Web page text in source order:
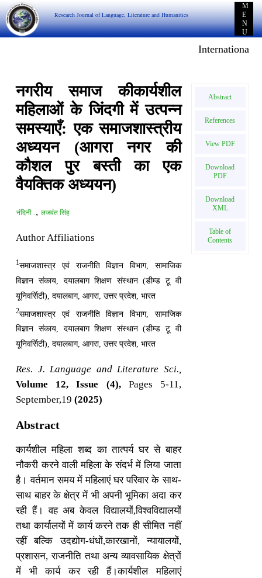
Research Journal of Language, Literature and Humanities
M
E
N
U
International
नगरीय समाज कीकार्यशील
महिलाओं के जिंदगी में उत्पन्न
समस्याएँ: एक समाजशास्त्रीय
अध्ययन (आगरा नगर की
कौशल पुर बस्ती का एक
वैयक्तिक अध्ययन)
नंदिनी . , लजवंत सिंह
Author Affiliations
1समाजशास्त्र एवं राजनीति विज्ञान विभाग, सामाजिक
विज्ञान संकाय, दयालबाग शिक्षण संस्थान (डीम्ड टू वी
यूनिवर्सिटी), दयालबाग, आगरा, उत्तर प्रदेश, भारत
2समाजशास्त्र एवं राजनीति विज्ञान विभाग, सामाजिक
विज्ञान संकाय, दयालबाग शिक्षण संस्थान (डीम्ड टू वी
यूनिवर्सिटी), दयालबाग, आगरा, उत्तर प्रदेश, भारत
Res. J. Language and Literature Sci.,
Volume 12, Issue (4),Pages 5-11,
September,19(2025)
Abstract
कार्यशील महिला शब्द का तात्पर्य घर से बाहर
नौकरी करने वाली महिला के संदर्भ में लिया जाता
है। वर्तमान समय में महिलाएं घर परिवार के साथ-
साथ बाहर के क्षेत्र में भी अपनी भूमिका अदा कर
रही हैं। वह अब केवल विद्यालयों,विश्वविद्यालयों
तथा कार्यालयों में कार्य करने तक ही सीमित नहीं
रहीं बल्कि उदद्योग-धंधों,कारखानों, न्यायालयों,
प्रशासन, राजनीति तथा अन्य व्यावसायिक क्षेत्रों
में भी कार्य कर रही हैं।कार्यशील महिलाएं
Abstract
References
View PDF
Download
PDF
Download
XML
Table of
Contents